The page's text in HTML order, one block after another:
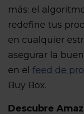
más: el
redefine tus
en cualquier
asegurar la
en el feed de
Buy Box.
Descubre